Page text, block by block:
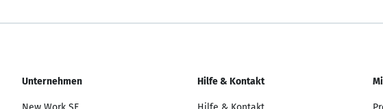
Unternehmen Hilfe & Kontakt